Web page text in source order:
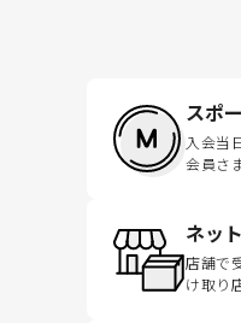
スポ
入会当
会員さ
ネッ
店舗で
け取り